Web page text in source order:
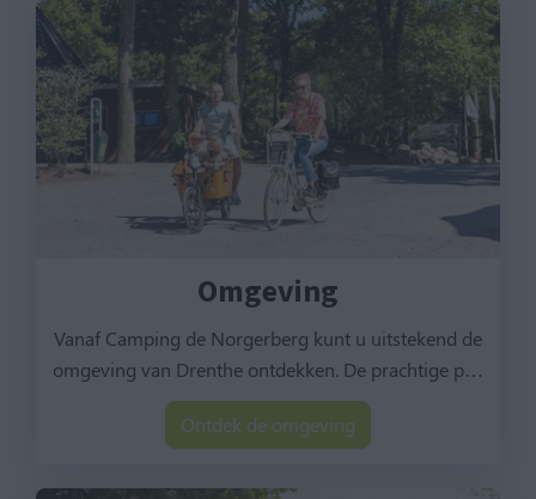
Omgeving
Vanaf Camping de Norgerberg kunt u uitstekend de
omgeving van Drenthe ontdekken. De prachtige p…
Ontdek de omgeving